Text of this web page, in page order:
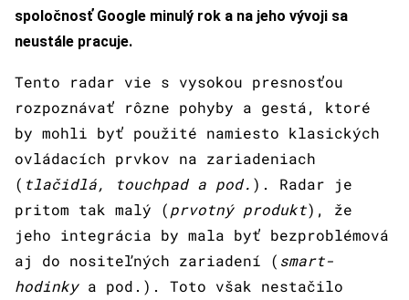
spoločnosť Google minulý rok a na jeho vývoji sa
neustále pracuje.
Tento radar vie s vysokou presnosťou
rozpoznávať rôzne pohyby a gestá, ktoré
by mohli byť použité namiesto klasických
ovládacích prvkov na zariadeniach
( tlačidlá, touchpad a pod. ). Radar je
pritom tak malý (prvotný produkt), že
jeho integrácia by mala byť bezproblémová
aj do nositeľných zariadení ( smart-
hodinkya pod.). Toto však nestačilo